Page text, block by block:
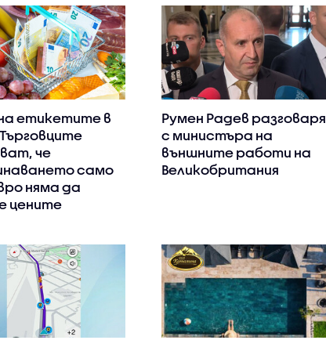
етикетите в
че
само
няма да
цените
Румен Радев разговаря
с министъра на
външните работи на
Великобритания